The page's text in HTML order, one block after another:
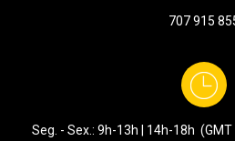
707 915
Seg. - Sex.: 9h-13h | 14h-18h (GMT